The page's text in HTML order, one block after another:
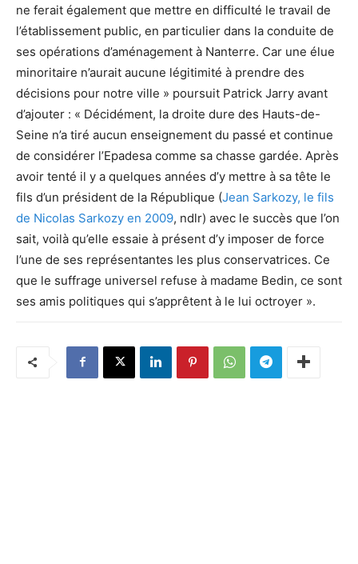
ne ferait également que mettre en difficulté le travail de
l’établissement public, en particulier dans la conduite de
ses opérations d’aménagement à Nanterre. Car une élue
minoritaire n’aurait aucune légitimité à prendre des
décisions pour notre ville » poursuit Patrick Jarry avant
d’ajouter : « Décidément, la droite dure des Hauts-de-
Seine n’a tiré aucun enseignement du passé et continue
de considérer l’Epadesa comme sa chasse gardée. Après
avoir tenté il y a quelques années d’y mettre à sa tête le
fils d’un président de la République (Jean Sarkozy, le fils
de Nicolas Sarkozy en 2009, ndlr) avec le succès que l’on
sait, voilà qu’elle essaie à présent d’y imposer de force
l’une de ses représentantes les plus conservatrices. Ce
que le suffrage universel refuse à madame Bedin, ce sont
ses amis politiques qui s’apprêtent à le lui octroyer ».